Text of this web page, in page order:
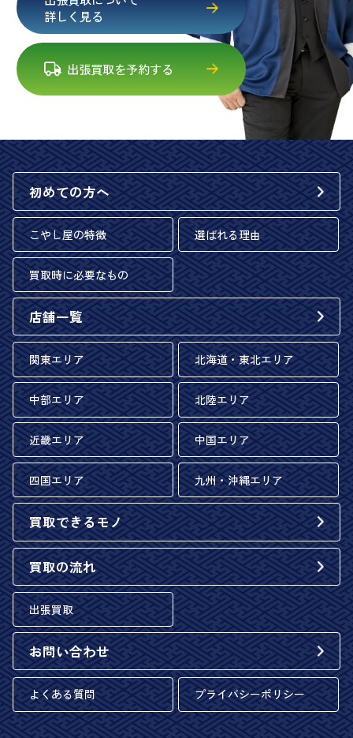
詳しく見る
出張買取を予約する
初めての方へ
こやし屋の特徴 選ばれる理由
買取時に必要なもの
店舗一覧
関東エリア 北海道・東北エリア
中部エリア 北陸エリア
近畿エリア 中国エリア
四国エリア 九州・沖縄エリア
買取できるモノ
買取の流れ
出張買取
お問い合わせ
よくある質問 プライバシーポリシー